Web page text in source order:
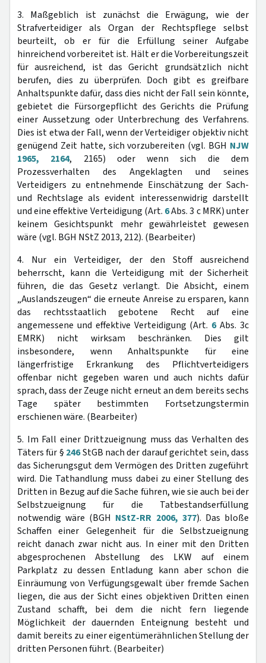
3. Maßgeblich ist zunächst die Erwägung, wie der
Strafverteidiger als Organ der Rechtspflege selbst
beurteilt, ob er für die Erfüllung seiner Aufgabe
hinreichend vorbereitet ist. Hält er die Vorbereitungszeit
für ausreichend, ist das Gericht grundsätzlich nicht
berufen, dies zu überprüfen. Doch gibt es greifbare
Anhaltspunkte dafür, dass dies nicht der Fall sein könnte,
gebietet die Fürsorgepflicht des Gerichts die Prüfung
einer Aussetzung oder Unterbrechung des Verfahrens.
Dies ist etwa der Fall, wenn der Verteidiger objektiv nicht
genügend Zeit hatte, sich vorzubereiten (vgl. BGH NJW
1965, 2164, 2165) oder wenn sich die dem
Prozessverhalten des Angeklagten und seines
Verteidigers zu entnehmende Einschätzung der Sach-
und Rechtslage als evident interessenwidrig darstellt
und eine effektive Verteidigung (Art. 6Abs. 3 c MRK) unter
keinem Gesichtspunkt mehr gewährleistet gewesen
wäre (vgl. BGH NStZ 2013, 212). (Bearbeiter)
4. Nur ein Verteidiger, der den Stoff ausreichend
beherrscht, kann die Verteidigung mit der Sicherheit
führen, die das Gesetz verlangt. Die Absicht, einem
„Auslandszeugen“ die erneute Anreise zu ersparen, kann
das rechtsstaatlich gebotene Recht auf eine
angemessene und effektive Verteidigung (Art. 6Abs. 3c
EMRK) nicht wirksam beschränken. Dies gilt
insbesondere, wenn Anhaltspunkte für eine
längerfristige Erkrankung des Pflichtverteidigers
offenbar nicht gegeben waren und auch nichts dafür
sprach, dass der Zeuge nicht erneut an dem bereits sechs
Tage später bestimmten Fortsetzungstermin
erschienen wäre. (Bearbeiter)
5. Im Fall einer Drittzueignung muss das Verhalten des
Täters für § 246StGB nach der darauf gerichtet sein, dass
das Sicherungsgut dem Vermögen des Dritten zugeführt
wird. Die Tathandlung muss dabei zu einer Stellung des
Dritten in Bezug auf die Sache führen, wie sie auch bei der
Selbstzueignung für die Tatbestandserfüllung
notwendig wäre (BGH NStZ-RR 2006, 377). Das bloße
Schaffen einer Gelegenheit für die Selbstzueignung
reicht danach zwar nicht aus. In einer mit den Dritten
abgesprochenen Abstellung des LKW auf einem
Parkplatz zu dessen Entladung kann aber schon die
Einräumung von Verfügungsgewalt über fremde Sachen
liegen, die aus der Sicht eines objektiven Dritten einen
Zustand schafft, bei dem die nicht fern liegende
Möglichkeit der dauernden Enteignung besteht und
damit bereits zu einer eigentümerähnlichen Stellung der
dritten Personen führt. (Bearbeiter)